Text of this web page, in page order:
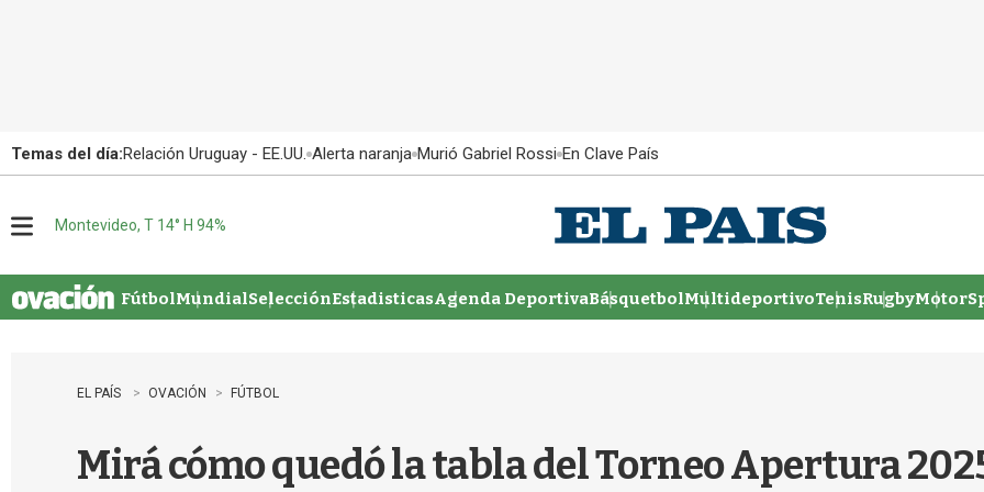
Temas del día:Relación Uruguay - EE.UU. Alerta naranja Murió Gabriel Rossi En Clave País
u
Montevideo, T 14° H 94%
FútbolMundialSelecciónEstadisticasAgenda DeportivaBásquetbolMultideportivoTenisRugby
EL PAÍS OVACIÓN FÚTBOL
Mirá cómo quedó la tabla del Torneo Apertura